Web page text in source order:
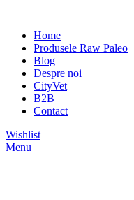
Home
Produsele Raw Paleo
Blog
Despre noi
CityVet
B2B
Contact
Wishlist
Menu